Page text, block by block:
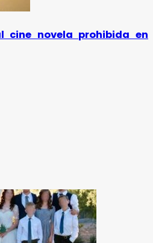
cine novela prohibida en